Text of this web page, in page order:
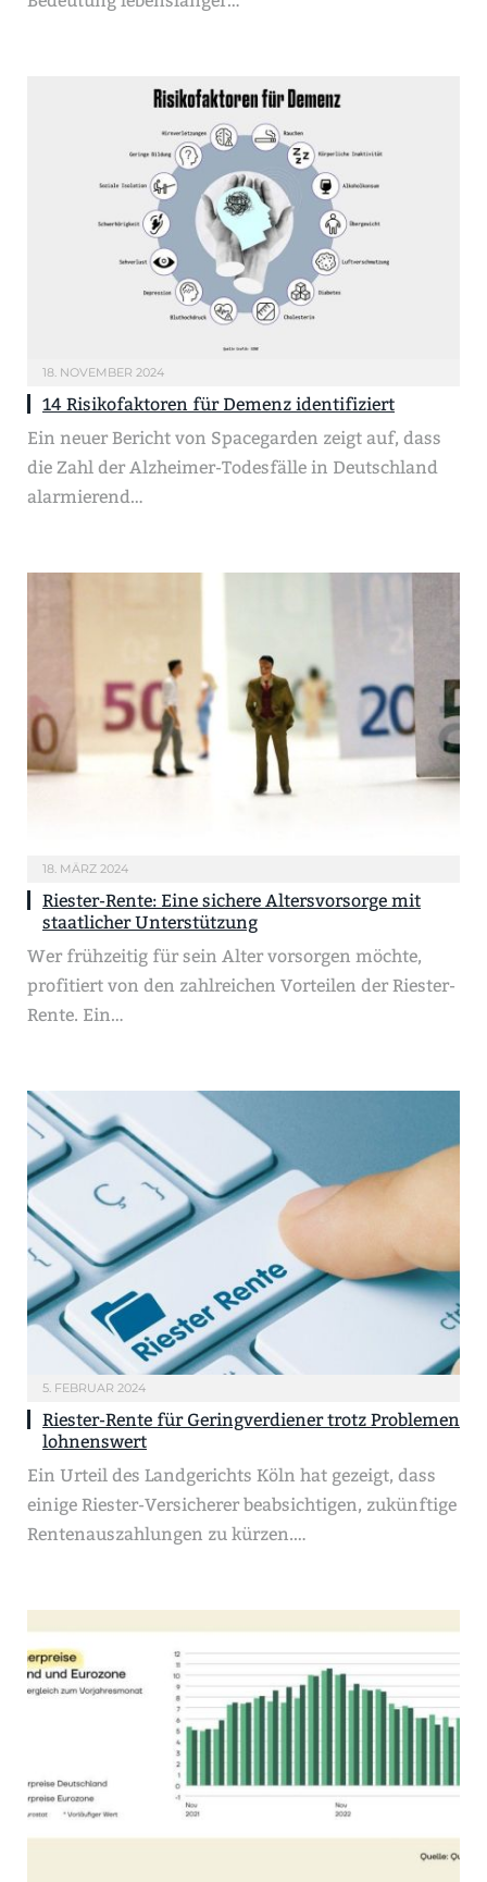
18. NOVEMBER 2024
14 Risikofaktoren für Demenz identifiziert
Ein neuer Bericht von Spacegarden zeigt auf, dass
die Zahl der Alzheimer-Todesfälle in Deutschland
alarmierend…
18. MÄRZ 2024
Riester-Rente: Eine sichere Altersvorsorge mit
staatlicher Unterstützung
Wer frühzeitig für sein Alter vorsorgen möchte,
profitiert von den zahlreichen Vorteilen der Riester-
Rente. Ein…
5. FEBRUAR 2024
Riester-Rente für Geringverdiener trotz Problemen
lohnenswert
Ein Urteil des Landgerichts Köln hat gezeigt, dass
einige Riester-Versicherer beabsichtigen, zukünftige
Rentenauszahlungen zu kürzen.…